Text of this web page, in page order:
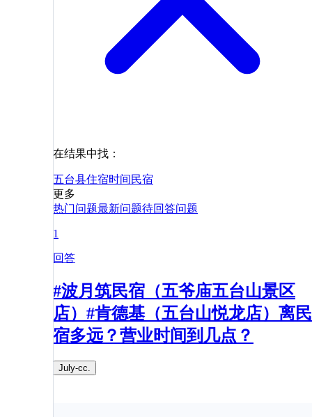
在结果中找：
五台县住宿时间 民宿
更多
热门问题最新问题待回答问题
1
回答
#波月筑民宿（五爷庙五台山景区
店）#肯德基（五台山悦龙店）离民
宿多远？营业时间到几点？​
July-cc.